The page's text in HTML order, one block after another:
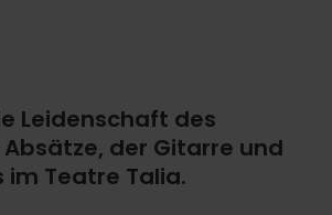
Leidenschaft des
der Gitarre und
im Teatre Talia.